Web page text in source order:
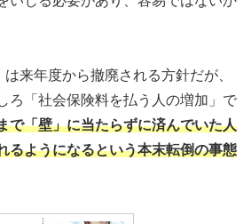
来年度から撤廃される方針だが、
ろ「社会保険料を払う人の増加」で
で「壁」に当たらずに済んでいた人
るようになるという本末転倒の事態